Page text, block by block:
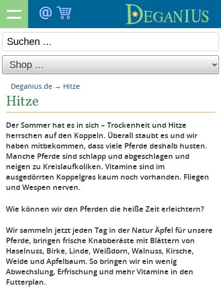
Deganius.de → Hitze
Hitze
Der Sommer hat es in sich – Trockenheit und Hitze
herrschen auf den Koppeln. Überall staubt es und wir
haben mitbekommen, dass viele Pferde deshalb husten.
Manche Pferde sind schlapp und abgeschlagen und
neigen zu Kreislaufkoliken. Vitamine sind im
ausgedörrten Koppelgras kaum noch vorhanden. Fliegen
und Wespen nerven.
Wie können wir den Pferden die heiße Zeit erleichtern?
Wir sammeln jetzt jeden Tag in der Natur Äpfel für unsere
Pferde, bringen frische Knabberäste mit Blättern von
Haselnuss, Birke, Linde, Weißdorn, Walnuss, Kirsche,
Weide und Apfelbaum. So bringen wir ein wenig
Abwechslung, Erfrischung und mehr Vitamine in den
Futterplan.